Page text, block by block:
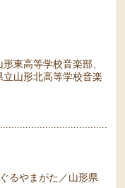
東高等学校音楽部、
山形北高等学校音楽
るやまがた／山形県